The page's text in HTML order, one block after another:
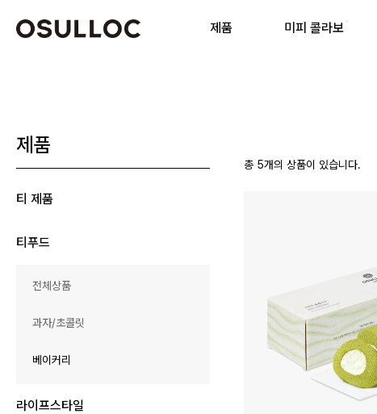
제품 미피 콜라보
제품
티 제품
티푸드
전체상품
과자/초콜릿
베이커리
라이프스타일
총 5개의 상품이 있습니다.